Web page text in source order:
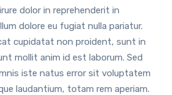
dolor in reprehenderit in
dolore eu fugiat nulla pariatur.
cupidatat non proident, sunt in
mollit anim id est laborum. Sed
iste natus error sit voluptatem
laudantium, totam rem aperiam.